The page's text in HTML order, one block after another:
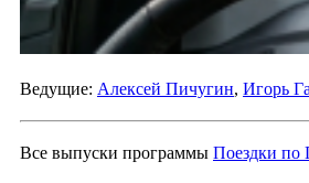
Ведущие: Алексей Пичугин, Игорь
Все выпуски программы Поездки по